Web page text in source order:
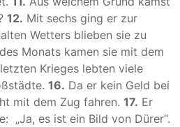
12. Mit sechs ging er zur
Wetters blieben sie zu
Monats kamen sie mit dem
Krieges lebten viele
16. Da er kein Geld bei
mit dem Zug fahren. 17. Er
„Ja, es ist ein Bild von Dürer“.